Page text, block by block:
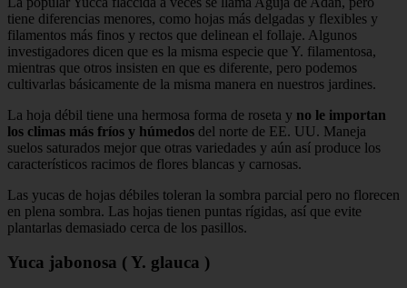
tiene diferencias menores, como hojas más delgadas y flexibles y
filamentos más finos y rectos que delinean el follaje. Algunos
investigadores dicen que es la misma especie que Y. filamentosa,
mientras que otros insisten en que es diferente, pero podemos
cultivarlas básicamente de la misma manera en nuestros jardines.
La hoja débil tiene una hermosa forma de roseta y no le importan
los climas más fríos y húmedos del norte de EE. UU. Maneja
suelos saturados mejor que otras variedades y aún así produce los
característicos racimos de flores blancas y carnosas.
Las yucas de hojas débiles toleran la sombra parcial pero no florecen
en plena sombra. Las hojas tienen puntas rígidas, así que evite
plantarlas demasiado cerca de los pasillos.
Yuca jabonosa ( Y. glauca )